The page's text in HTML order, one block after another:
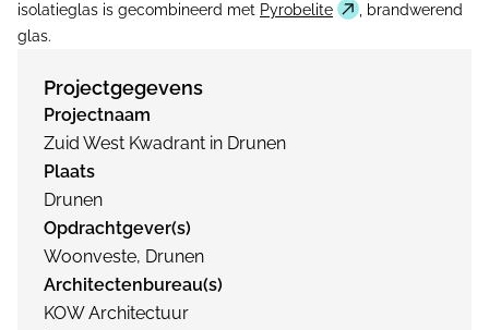
isolatieglas is gecombineerd met Pyrobelite
, brandwerend
glas.
Projectgegevens
Projectnaam
Zuid West Kwadrant in Drunen
Plaats
Drunen
Opdrachtgever(s)
Woonveste, Drunen
Architectenbureau(s)
KOW Architectuur